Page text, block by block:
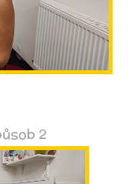
2